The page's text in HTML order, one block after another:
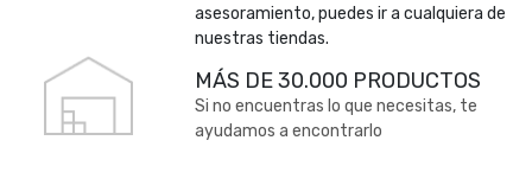
asesoramiento, puedes ir a cualquiera de
nuestras tiendas.
MÁS DE 30.000 PRODUCTOS
Si no encuentras lo que necesitas, te
ayudamos a encontrarlo